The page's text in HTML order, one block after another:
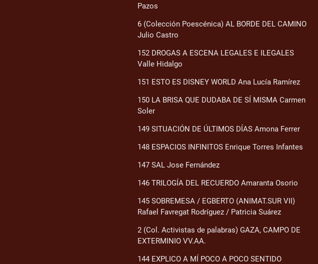
Pazos
6 (Colección Poescénica) AL BORDE DEL CAMINO
Julio Castro
152 DROGAS A ESCENA LEGALES E ILEGALES
Valle Hidalgo
151 ESTO ES DISNEY WORLD Ana Lucía Ramírez
150 LA BRISA QUE DUDABA DE SÍ MISMA Carmen
Soler
149 SITUACIÓN DE ÚLTIMOS DÍAS Amona Ferrer
148 ESPACIOS INFINITOS Enrique Torres Infantes
147 SAL Jose Fernández
146 TRILOGÍA DEL RECUERDO Amaranta Osorio
145 SOBREMESA / EGBERTO (ANIMAT.SUR VII)
Rafael Favregat Rodríguez / Patricia Suárez
2 (Col. Activistas de palabras) GAZA, CAMPO DE
EXTERMINIO VV.AA.
144 EXPLICO A MÍ POCO A POCO SENTIDO